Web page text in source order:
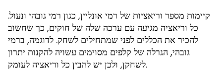
קיימות מספר וריאציות של רמי אונליין, כגון רמי גובהי ונעול.
כל וריאציה מגיעה עם ערכה שלה של חוקים, כך שחשוב
להכיר את הכללים לפני שמתחילים לשחק. לדוגמה, ברמי
גובהי, הגרלה של קלפים מסוימים עשויה להקנות יתרון
לשחקן, ולכן יש להבין כל וריאציה לעומק.